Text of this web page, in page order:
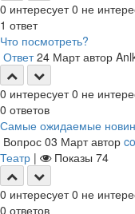
0 интересует 0 не
1 ответ
Что посмотреть?
Ответ 24 Март автор
0 интересует 0 не
0 ответов
Самые ожидаемые
Вопрос 03 Март автор
Театр | Показы 74
0 интересует 0 не
0 ответов